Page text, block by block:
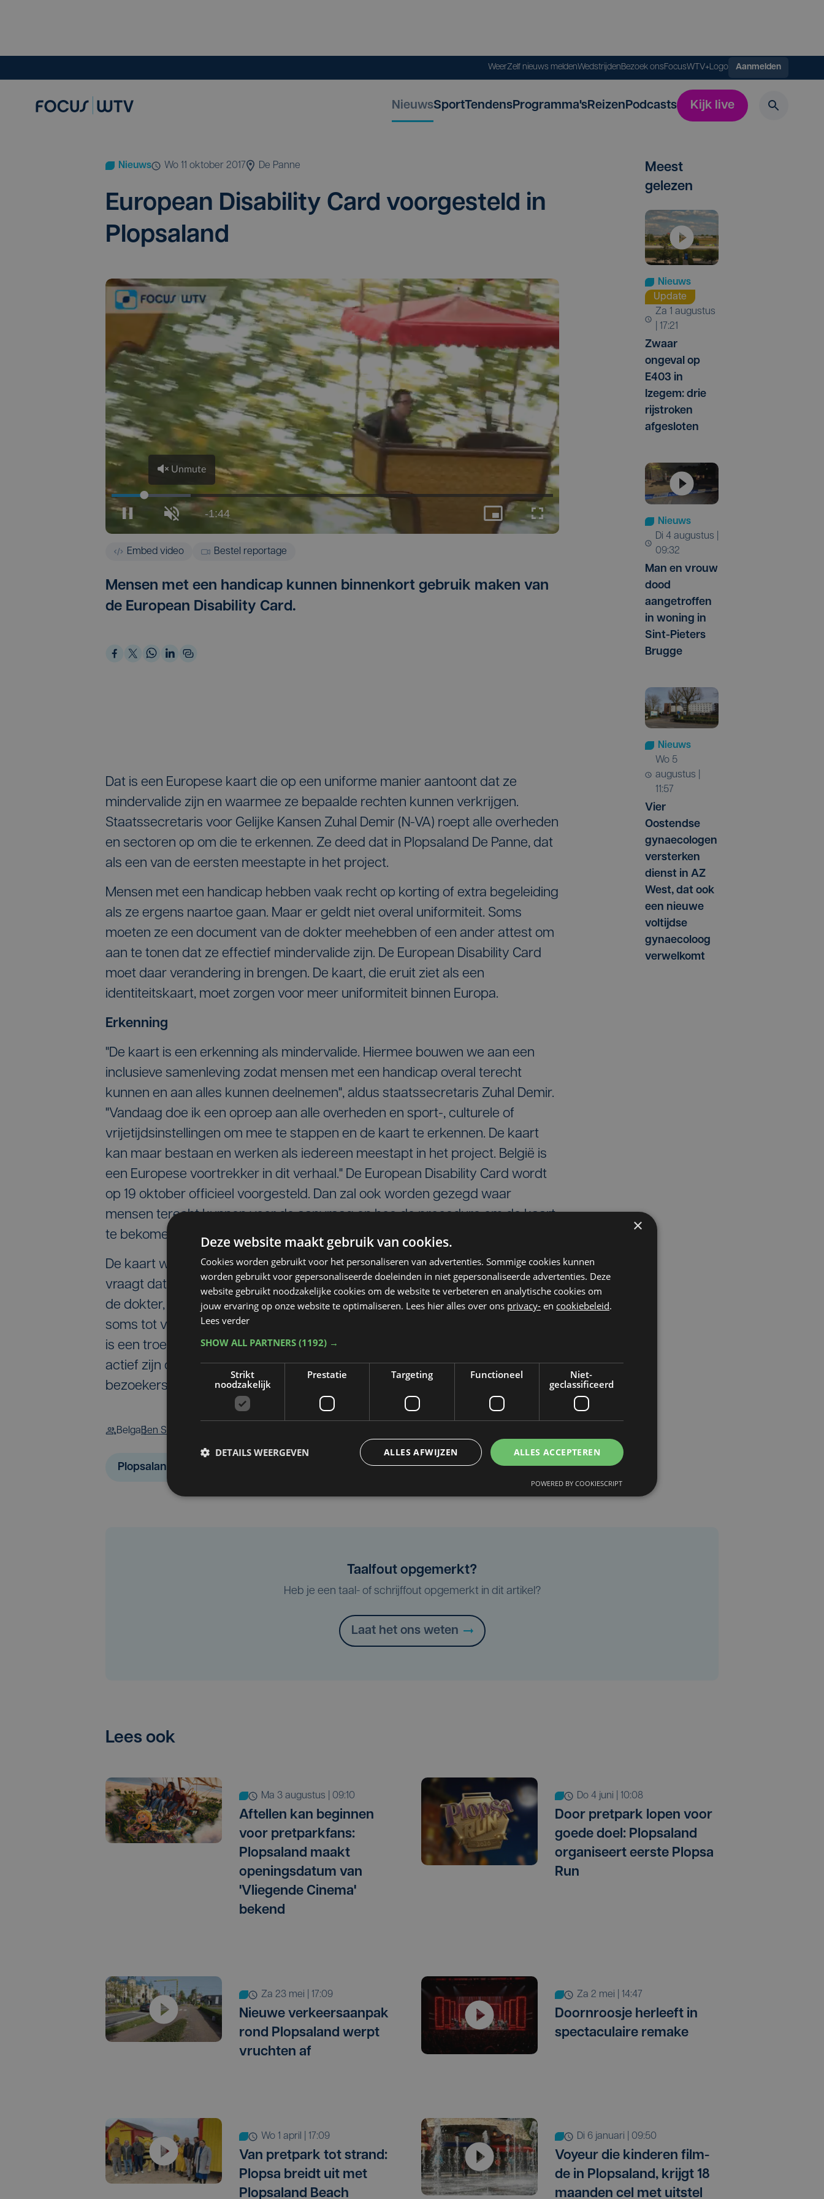
WeerZelf nieuws meldenWedstrijdenBezoek onsFocusWTV+Logo Aanmelden
NieuwsSportTendensProgramma'sReizenPodcasts Kijk live
Nieuws wo 11 oktober 2017 De Panne
Euro­pean Disa­bi­li­ty Card voor­ge­steld in
Plopsaland
Embed video Bestel reportage
Mensen met een handicap kunnen binnenkort gebruik maken van
de European Disability Card.
Dat is een Europese kaart die op een uniforme manier aantoont dat ze
mindervalide zijn en waarmee ze bepaalde rechten kunnen verkrijgen.
Staatssecretaris voor Gelijke Kansen Zuhal Demir (N-VA) roept alle overheden
en sectoren op om die te erkennen. Ze deed dat in Plopsaland De Panne, dat
als een van de eersten meestapte in het project.
Mensen met een handicap hebben vaak recht op korting of extra begeleiding
als ze ergens naartoe gaan. Maar er geldt niet overal uniformiteit. Soms
moeten ze een document van de dokter meehebben of een ander attest om
aan te tonen dat ze effectief mindervalide zijn. De European Disability Card
moet daar verandering in brengen. De kaart, die eruit ziet als een
identiteitskaart, moet zorgen voor meer uniformiteit binnen Europa.
Erkenning
"De kaart is een erkenning als mindervalide. Hiermee bouwen we aan een
inclusieve samenleving zodat mensen met een handicap overal terecht
kunnen en aan alles kunnen deelnemen", aldus staatssecretaris Zuhal Demir.
"Vandaag doe ik een oproep aan alle overheden en sport-, culturele of
vrijetijdsinstellingen om mee te stappen en de kaart te erkennen. De kaart
kan maar bestaan en werken als iedereen meestapt in het project. België is
een Europese voortrekker in dit verhaal." De European Disability Card wordt
op 19 oktober officieel voorgesteld. Dan zal ook worden gezegd waar
mensen terecht kunnen voor de aanvraag en hoe de procedure om de kaart
te bekomen, verloopt.
De kaart werd niet toevallig in Plopsaland voorgesteld. Het attractiepark
vraagt dat mensen met een beperking zich altijd melden met een attest van
de dokter, maar velen melden zich met een ander document en dat leidt
soms tot verwarring of mistoestanden. "Een eenduidig systeem is beter. Het
is een troef dat dit op Europees niveau gebeurt omdat we enerzijds ook
actief zijn op de buitenlandse markt, en anderzijds heel wat buitenlandse
bezoekers trekken", zegt Wim Wauters, parkmanager.
BelgaBen Storme
Plopsaland
Meest
gelezen
Nieuws
Update
za 1 augustus
| 17:21
Zwaar
ongeval op
E403 in
Izegem: drie
rijstroken
afgesloten
Nieuws
di 4 augustus |
09:32
Man en vrouw
dood
aangetroffen
in woning in
Sint-Pieters
Brugge
Nieuws
wo 5
augustus |
11:57
Vier
Oostendse
gynaecologen
versterken
dienst in AZ
West, dat ook
een nieuwe
voltijdse
gynaecoloog
verwelkomt
Taalfout opgemerkt?
Heb je een taal- of schrijffout opgemerkt in dit artikel?
Laat het ons weten
Lees ook
ma 3 augustus | 09:10
Aftellen kan beginnen
voor pretparkfans:
Plopsaland maakt
openingsdatum van
'Vliegende Cinema'
bekend
do 4 juni | 10:08
Door pretpark lopen voor
goede doel: Plopsaland
organiseert eerste Plopsa
Run
za 23 mei | 17:09
Nieuwe verkeersaanpak
rond Plopsaland werpt
vruchten af
za 2 mei | 14:47
Doornroosje herleeft in
spectaculaire remake
wo 1 april | 17:09
Van pretpark tot strand:
Plopsa breidt uit met
Plopsaland Beach
di 6 januari | 09:50
Voy­eur die kin­de­ren film­
de in Plop­sa­land, krijgt 18
maanden cel met uitstel
×
Deze website maakt gebruik van cookies.
Cookies worden gebruikt voor het personaliseren van advertenties. Sommige cookies kunnen
worden gebruikt voor gepersonaliseerde doeleinden in niet gepersonaliseerde advertenties. Deze
website gebruikt noodzakelijke cookies om de website te verbeteren en analytische cookies om
jouw ervaring op onze website te optimaliseren. Lees hier alles over ons privacy- en cookiebeleid.
Lees verder
SHOW ALL PARTNERS (1192) →
Strikt
noodzakelijk
Prestatie Targeting Functioneel
Niet-
geclassificeerd
ALLES ACCEPTEREN
ALLES AFWIJZEN
DETAILS WEERGEVEN
POWERED BY COOKIESCRIPT